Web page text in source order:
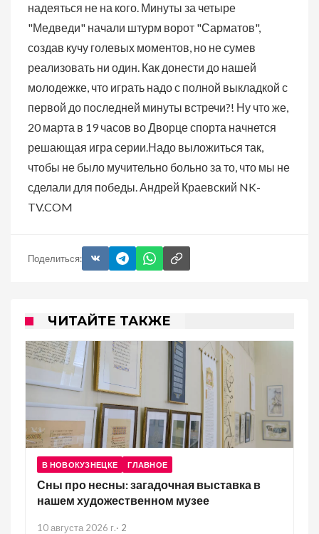
надеяться не на кого. Минуты за четыре
"Медведи" начали штурм ворот "Сарматов",
создав кучу голевых моментов, но не сумев
реализовать ни один. Как донести до нашей
молодежке, что играть надо с полной выкладкой с
первой до последней минуты встречи?! Ну что же,
20 марта в 19 часов во Дворце спорта начнется
решающая игра серии.Надо выложиться так,
чтобы не было мучительно больно за то, что мы не
сделали для победы. Андрей Краевский NK-
TV.COM
Поделиться:
ЧИТАЙТЕ ТАКЖЕ
В НОВОКУЗНЕЦКЕ ГЛАВНОЕ
Сны про несны: загадочная выставка в
нашем художественном музее
10 августа 2026 г.· 2